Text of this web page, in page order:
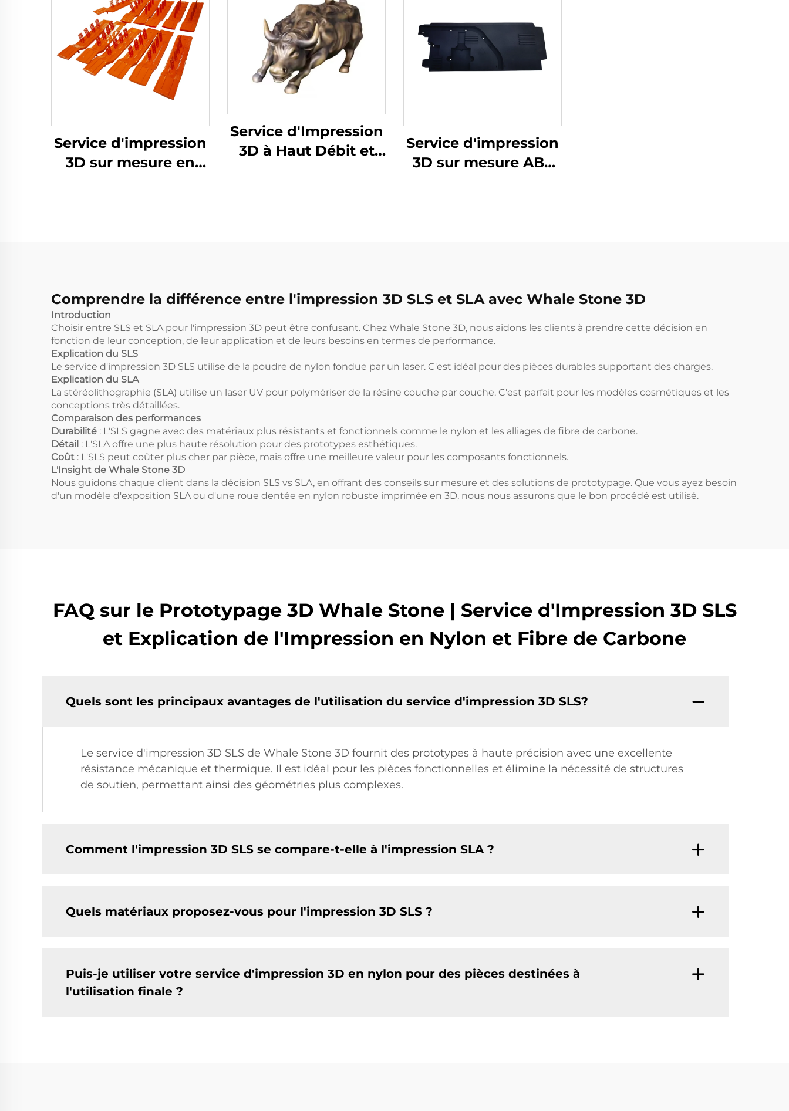
Service d'impression
3D sur mesure en
Service d'Impression
3D à Haut Débit et
Service d'impression
3D sur mesure ABS
3D
Comprendre la différence entre l'impression 3D SLS et SLA avec Whale Stone 3D
Introduction
Choisir entre SLS et SLA pour l'impression 3D peut être confusant. Chez Whale Stone 3D, nous aidons les clients à prendre cette décision en
fonction de leur conception, de leur application et de leurs besoins en termes de performance.
Explication du SLS
Le service d'impression 3D SLS utilise de la poudre de nylon fondue par un laser. C'est idéal pour des pièces durables supportant des charges.
Explication du SLA
La stéréolithographie (SLA) utilise un laser UV pour polymériser de la résine couche par couche. C'est parfait pour les modèles cosmétiques et les
conceptions très détaillées.
Comparaison des performances
Durabilité : L'SLS gagne avec des matériaux plus résistants et fonctionnels comme le nylon et les alliages de fibre de carbone.
Détail : L'SLA offre une plus haute résolution pour des prototypes esthétiques.
Coût : L'SLS peut coûter plus cher par pièce, mais offre une meilleure valeur pour les composants fonctionnels.
L'Insight de Whale Stone 3D
Nous guidons chaque client dans la décision SLS vs SLA, en offrant des conseils sur mesure et des solutions de prototypage. Que vous ayez besoin
d'un modèle d'exposition SLA ou d'une roue dentée en nylon robuste imprimée en 3D, nous nous assurons que le bon procédé est utilisé.
FAQ sur le Prototypage 3D Whale Stone | Service d'Impression 3D SLS
et Explication de l'Impression en Nylon et Fibre de Carbone
Quels sont les principaux avantages de l'utilisation du service d'impression 3D SLS?
Le service d'impression 3D SLS de Whale Stone 3D fournit des prototypes à haute précision avec une excellente
résistance mécanique et thermique. Il est idéal pour les pièces fonctionnelles et élimine la nécessité de structures
de soutien, permettant ainsi des géométries plus complexes.
Comment l'impression 3D SLS se compare-t-elle à l'impression SLA ?
Quels matériaux proposez-vous pour l'impression 3D SLS ?
Puis-je utiliser votre service d'impression 3D en nylon pour des pièces destinées à
l'utilisation finale ?